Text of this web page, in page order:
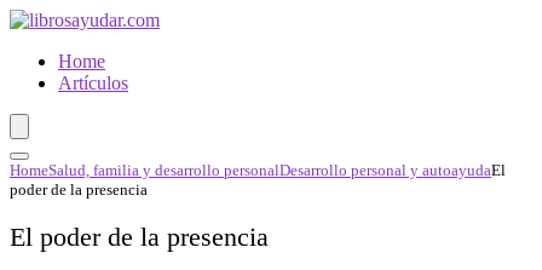
Home
Artículos
HomeSalud, familia y desarrollo personalDesarrollo personal y autoayudaEl
poder de la presencia
El poder de la presencia